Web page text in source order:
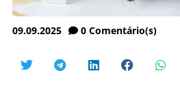
09.09.2025 0 Comentário(s)